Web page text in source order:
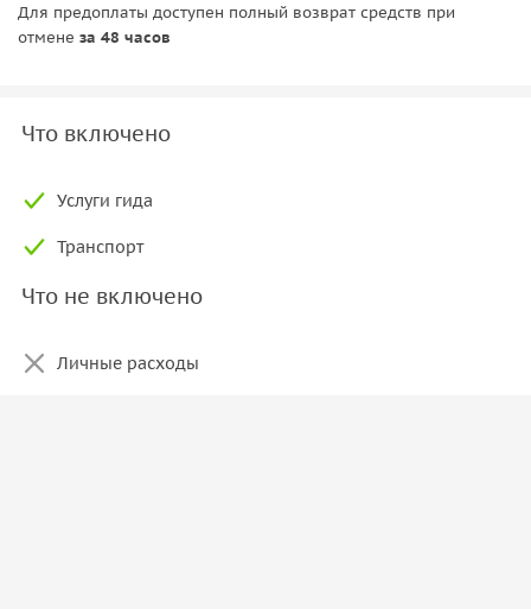
Для предоплаты доступен полный возврат средств при
отмене за 48 часов
Что включено
Услуги гида
Транспорт
Что не включено
Личные расходы